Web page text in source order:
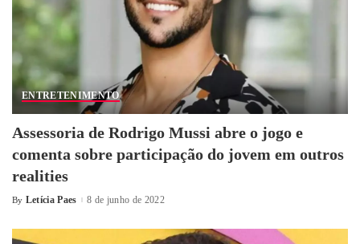
ENTRETENIMENTO
Assessoria de Rodrigo Mussi abre o jogo e
comenta sobre participação do jovem em outros
realities
By Letícia Paes 8 de junho de 2022